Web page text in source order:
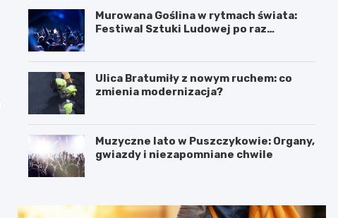
Murowana Goślina w rytmach świata:
Festiwal Sztuki Ludowej po raz
Ulica Bratumiły z nowym ruchem: co
zmienia modernizacja?
Muzyczne lato w Puszczykowie: Organy,
gwiazdy i niezapomniane chwile